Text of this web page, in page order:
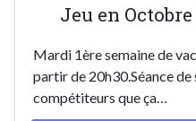
Jeu en
Mardi 1ère semaine de
partir de 20h30.Séance de
compétiteurs que ça…